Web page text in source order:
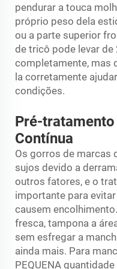
pendurar a touca
próprio peso dela
ou a parte superior
de tricô pode levar
completamente, mas
la corretamente
condições.
Pré-
Contínua
Os gorros de marcas
sujos devido a
outros fatores, e o
importante para
causem
fresca, tampona a
sem esfregar a
ainda mais. Para
PEQUENA